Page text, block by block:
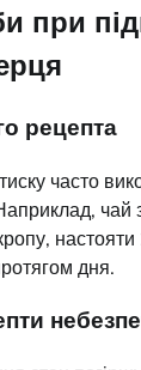
при
рецепта
часто
чай
дня.